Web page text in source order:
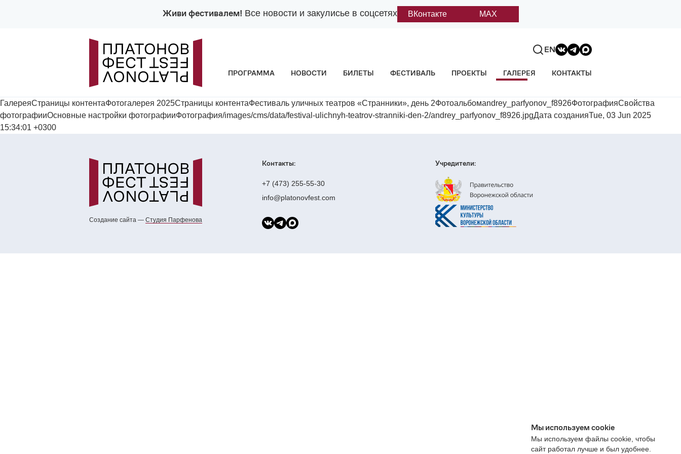
Живи фестивалем! Все новости и закулисье в соцсетях ВКонтакте MAX
ПРОГРАММА НОВОСТИ БИЛЕТЫ ФЕСТИВАЛЬ ПРОЕКТЫ ГАЛЕРЕЯ КОНТАКТЫ
EN
ГалереяСтраницы контентаФотогалерея 2025Страницы контентаФестиваль уличных театров «Странники», день 2Фотоальбомandrey_parfyonov_f8926ФотографияСвойства
фотографииОсновные настройки фотографииФотография/images/cms/data/festival-ulichnyh-teatrov-stranniki-den-2/andrey_parfyonov_f8926.jpgДата созданияTue, 03 Jun 2025
15:34:01 +0300
Контакты:
+7 (473) 255-55-30
info@platonovfest.com
Учредители:
Создание сайта — Cтудия Парфенова
Мы используем cookie
Мы используем файлы cookie, чтобы
сайт работал лучше и был удобнее.